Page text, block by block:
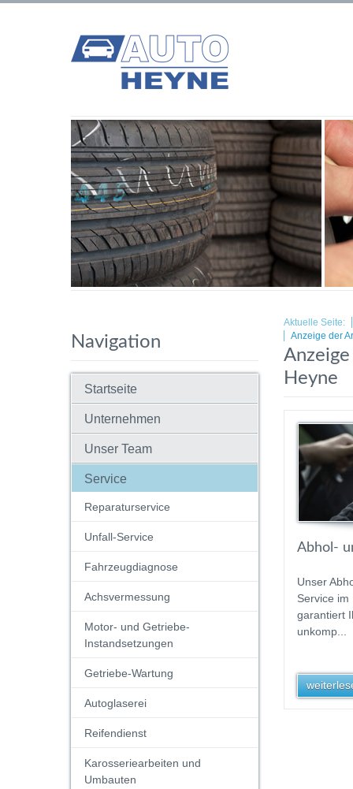
Navigation
Startseite
Unternehmen
Unser Team
Service
Reparaturservice
Unfall-Service
Fahrzeugdiagnose
Achsvermessung
Motor- und Getriebe-
Instandsetzungen
Getriebe-Wartung
Autoglaserei
Reifendienst
Karosseriearbeiten und
Umbauten
Aktuelle Seite:
Anzeige der
Heyne
Abhol-
Unser
Service im
garantiert
unkomp...